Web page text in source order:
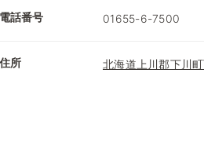
電話番号 01655-6-7500
住所 北海道上川郡下川